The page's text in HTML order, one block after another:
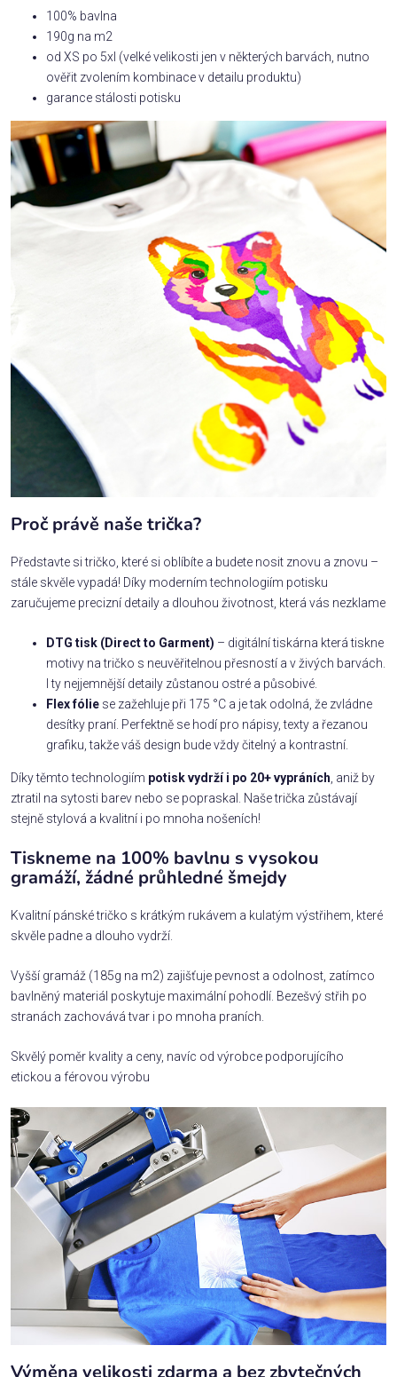
100% bavlna
190g na m2
od XS po 5xl (velké velikosti jen v některých barvách, nutno
ověřit zvolením kombinace v detailu produktu)
garance stálosti potisku
Proč právě naše trička?
Představte si tričko, které si oblíbíte a budete nosit znovu a znovu –
stále skvěle vypadá! Díky moderním technologiím potisku
zaručujeme precizní detaily a dlouhou životnost, která vás nezklame
DTG tisk (Direct to Garment) – digitální tiskárna která tiskne
motivy na tričko s neuvěřitelnou přesností a v živých barvách.
I ty nejjemnější detaily zůstanou ostré a působivé.
Flex fólie se zažehluje při 175 °C a je tak odolná, že zvládne
desítky praní. Perfektně se hodí pro nápisy, texty a řezanou
grafiku, takže váš design bude vždy čitelný a kontrastní.
Díky těmto technologiím potisk vydrží i po 20+ vypráních, aniž by
ztratil na sytosti barev nebo se popraskal. Naše trička zůstávají
stejně stylová a kvalitní i po mnoha nošeních!
Tiskneme na 100% bavlnu s vysokou
gramáží, žádné průhledné šmejdy
Kvalitní pánské tričko s krátkým rukávem a kulatým výstřihem, které
skvěle padne a dlouho vydrží.
Vyšší gramáž (185g na m2) zajišťuje pevnost a odolnost, zatímco
bavlněný materiál poskytuje maximální pohodlí. Bezešvý střih po
stranách zachovává tvar i po mnoha praních.
Skvělý poměr kvality a ceny, navíc od výrobce podporujícího
etickou a férovou výrobu
Výměna velikosti zdarma a bez zbytečných